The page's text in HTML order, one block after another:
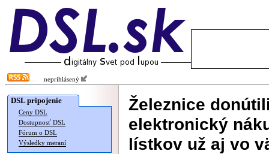
neprihlásený
DSL pripojenie
Ceny DSL
Dostupnosť DSL
Fórum o DSL
Výsledky meraní
Železnice
elektronický
lístkov už aj vo